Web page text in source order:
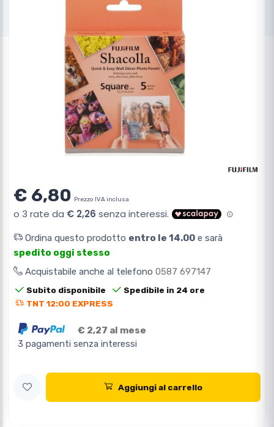
€ 6,80 Prezzo IVA inclusa
Ordina questo prodotto entro le 14.00 e sarà
spedito oggi stesso
Acquistabile anche al telefono 0587 697147
Subito disponibile
Spedibile in 24 ore
TNT 12:00 EXPRESS
€ 2,27 al mese
3 pagamenti senza interessi
Aggiungi al carrello